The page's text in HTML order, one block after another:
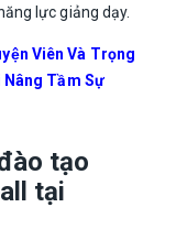
lực giảng dạy.
Viên Và Trọng
Tầm Sự
tạo
tại